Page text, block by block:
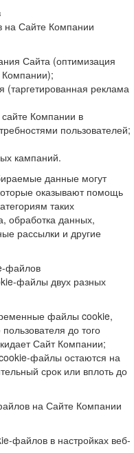
на Сайте Компании
Сайта (оптимизация
Компании);
(таргетированная реклама
Компании в
пользователей;
кампаний.
данные могут
оказывают помощь
таких
обработка данных,
рассылки и другие
файлов
файлы двух разных
файлы cookie,
до того
Сайт Компании;
файлы остаются на
срок или вплоть до
на Сайте Компании
файлов в настройках веб-